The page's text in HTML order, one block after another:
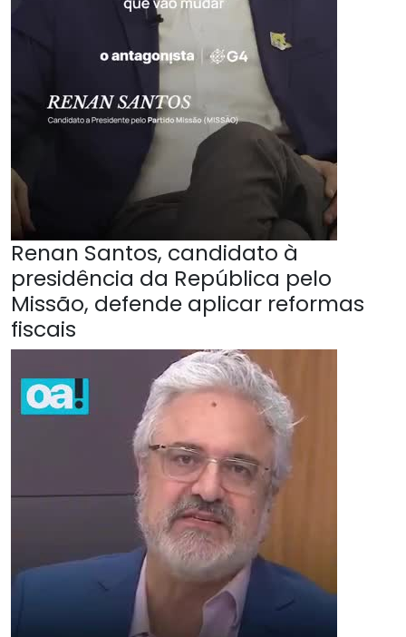
Renan Santos, candidato à
presidência da República pelo
Missão, defende aplicar reformas
fiscais